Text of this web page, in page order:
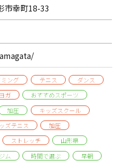
市幸町18-33
ング テニス
ダンス
ヨガ
おすすめスポーツ
加圧
キッズスクール
ズテニス
加圧
ストレッチ
山形県
ム 時間で選ぶ
早朝